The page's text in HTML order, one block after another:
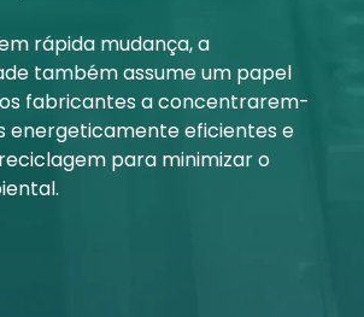
rápida mudança, a
também assume um papel
fabricantes a concentrarem-
energeticamente eficientes e
para minimizar o